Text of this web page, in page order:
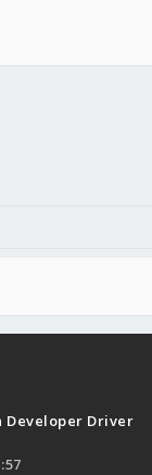
Developer Driver